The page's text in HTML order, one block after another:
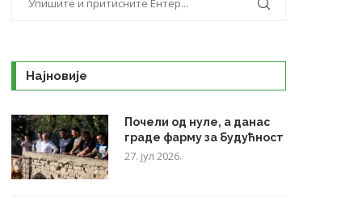
Најновије
Почели од нуле, а данас
граде фарму за будућност
27. јул 2026.